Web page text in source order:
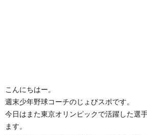
こんにちはー。
週末少年野球コーチのじょびスポです。
今日はまた東京オリンピックで活躍した選
ます。